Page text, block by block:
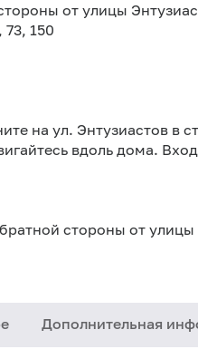
от улицы
150
на ул. Энтузиастов в
вдоль дома.
стороны от
Дополнительная